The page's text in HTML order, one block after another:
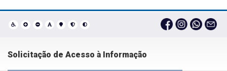
Solicitação de Acesso à Informação